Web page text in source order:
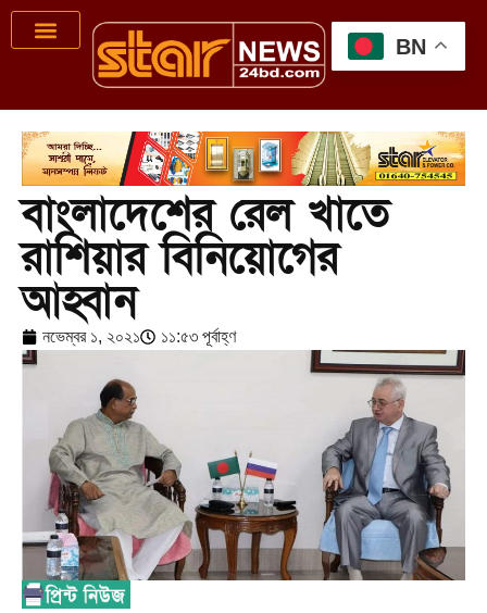
বাংলাদেশের রেল খাতে
রাশিয়ার বিনিয়োগের
আহ্বান
নভেম্বর ১, ২০২১ ১১:৫৩ পূর্বাহ্ণ
BN